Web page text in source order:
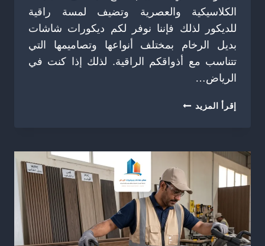
الكلاسيكية والعصرية وتضيف لمسة راقية
للديكور لذلك فإننا نوفر لكم ديكورات شاشات
بديل الرخام بمختلف أنواعها وتصاميمها التي
تتناسب مع أذواقكم الراقية. لذلك إذا كنت في
الرياض…
إقرأ المزيد ديكور
0504774436
ديكور
شاشه
بديل
الرخام
بالرياض